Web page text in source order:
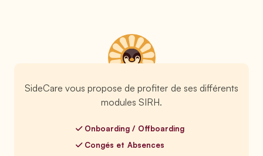
SideCare vous propose de profiter de ses différents
modules SIRH.
Onboarding / Offboarding
Congés et Absences